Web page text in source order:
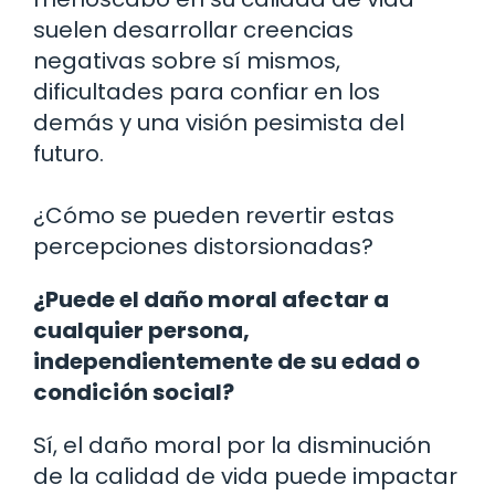
suelen desarrollar creencias
negativas sobre sí mismos,
dificultades para confiar en los
demás y una visión pesimista del
futuro.
¿Cómo se pueden revertir estas
percepciones distorsionadas?
¿Puede el daño moral afectar a
cualquier persona,
independientemente de su edad o
condición social?
Sí, el daño moral por la disminución
de la calidad de vida puede impactar